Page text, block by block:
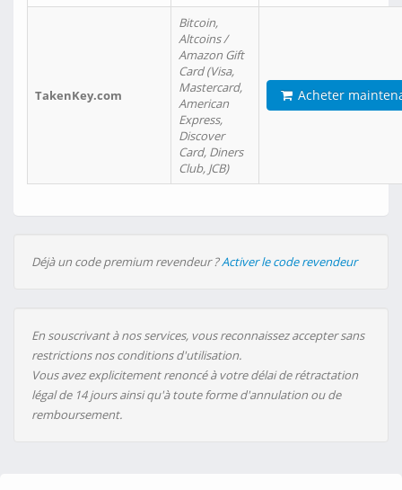
TakenKey.com
Bitcoin,
Altcoins /
Amazon Gift
Card (Visa,
Mastercard,
American
Express,
Discover
Card, Diners
Club, JCB)
Acheter
Déjà un code premium revendeur ?Activer le code revendeur
En souscrivant à nos services, vous reconnaissez accepter sans
restrictions nos conditions d'utilisation.
Vous avez explicitement renoncé à votre délai de rétractation
légal de 14 jours ainsi qu'à toute forme d'annulation ou de
remboursement.